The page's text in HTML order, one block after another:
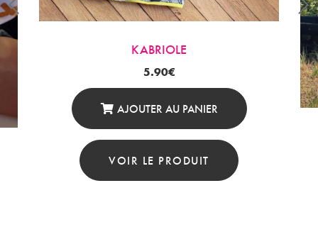
KABRIOLE
5.90€
AJOUTER AU PANIER
VOIR LE PRODUIT